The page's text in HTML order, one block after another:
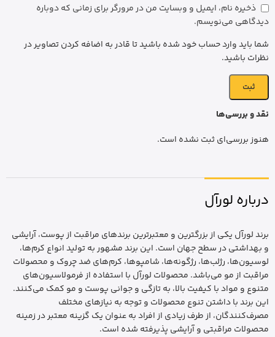
نقد و بررسی‌ها
هنوز بررسی‌ای ثبت نشده است.
ذخیره نام، ایمیل و وبسایت من در مرورگر برای زمانی که دوباره
دیدگاهی می‌نویسم.
شما باید وارد حساب خود شده باشید تا قادر به اضافه کردن تصاویر در
نظرات باشید.
درباره لورآل
برند لورآل یکی از بزرگترین و معتبرترین برندهای مراقبت از پوست، آرایشی
و بهداشتی در سطح جهان است. این برند مشهور به تولید انواع کرم‌ها،
لوسیون‌ها، رژلب‌ها، رژگونه‌ها، شامپوها، کرم‌های ضد چروک و محصولات
مراقبت از مو می‌باشد. محصولات لورآل با استفاده از فرمولاسیون‌های
متنوع و مواد با کیفیت بالا، به تازگی و جوانی پوست و مو کمک می‌کنند.
این برند با داشتن تنوع محصولات و توجه به نیازهای مختلف
مصرف‌کنندگان، از طرف زیادی از افراد به عنوان یک گزینه معتبر در زمینه
محصولات مراقبتی و آرایشی پذیرفته شده است.